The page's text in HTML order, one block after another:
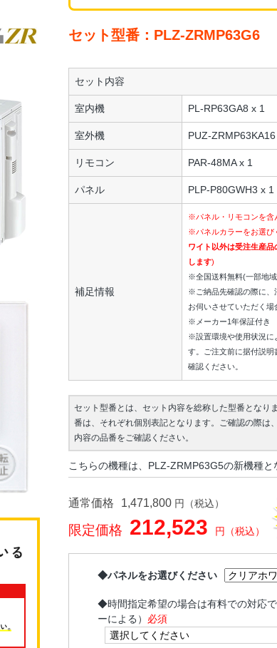
セット型番：PLZ-ZRMP63G6
セット内容
室内機 PL-RP63GA8 x 1
室外機 PUZ-
リモコン PAR-48MA x 1
パネル PLP-P80GWH3 x 1
補足情報
※パネル・リモコンを含
※パネルカラーをお選び
ワイト以外は受注生産
します)
※全国送料無料(一部地
※ご納品先確認の際に、
お伺いさせていただく場
※メーカー1年保証付き
※設置環境や使用状況に
す。ご注文前に据付説明
確認ください。
セット型番とは、セット内容を総称した型番となり
番は、それぞれ個別表記となります。ご確認の際は
内容の品番をご確認ください。
こちらの機種は、PLZ-ZRMP63G5の新機種と
通常価格 1,471,800 円（税込）
限定価格 212,523 円（税込）
◆パネルをお選びください
◆時間指定希望の場合は有料での対応
ーによる） 必須